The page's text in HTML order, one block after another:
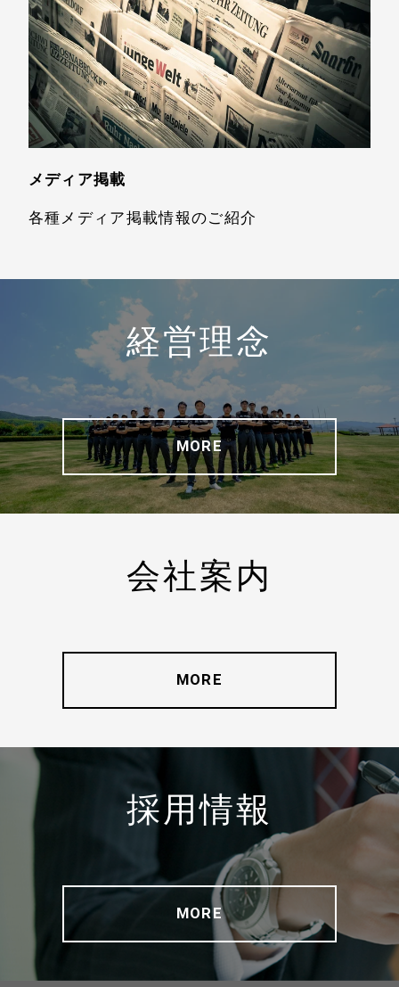
メディア掲載
各種メディア掲載情報のご紹介
経営理念
MORE
会社案内
MORE
採用情報
MORE